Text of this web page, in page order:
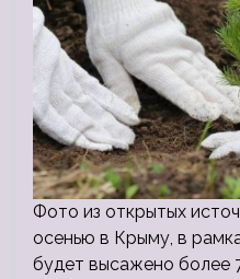
Фото из открытых
осенью в Крыму, в
будет высажено более